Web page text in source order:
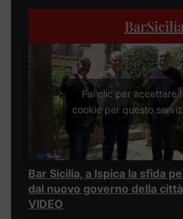
BarSicilia
Fai clic per accettare i
cookie per questo
Bar Sicilia, a Ispica la sfida
dal nuovo governo della città
VIDEO